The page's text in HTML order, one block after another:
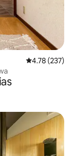
Calificación
4.78 (237)